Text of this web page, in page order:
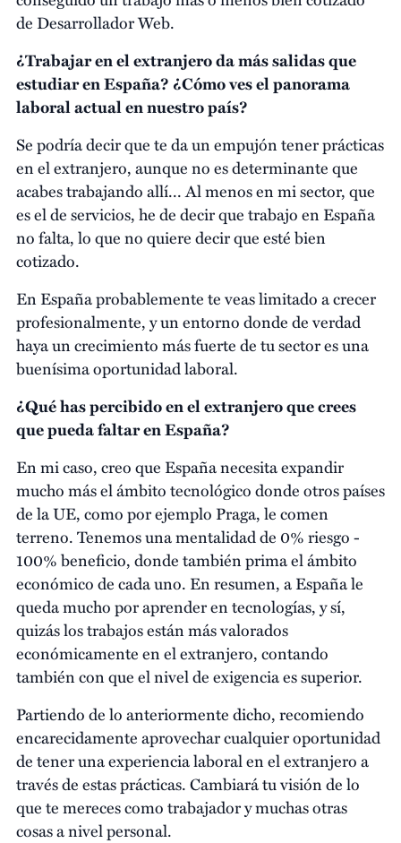
de Desarrollador Web.
¿Trabajar en el extranjero da más salidas que
estudiar en España? ¿Cómo ves el panorama
laboral actual en nuestro país?
Se podría decir que te da un empujón tener prácticas
en el extranjero, aunque no es determinante que
acabes trabajando allí... Al menos en mi sector, que
es el de servicios, he de decir que trabajo en España
no falta, lo que no quiere decir que esté bien
cotizado.
En España probablemente te veas limitado a crecer
profesionalmente, y un entorno donde de verdad
haya un crecimiento más fuerte de tu sector es una
buenísima oportunidad laboral.
¿Qué has percibido en el extranjero que crees
que pueda faltar en España?
En mi caso, creo que España necesita expandir
mucho más el ámbito tecnológico donde otros países
de la UE, como por ejemplo Praga, le comen
terreno. Tenemos una mentalidad de 0% riesgo -
100% beneficio, donde también prima el ámbito
económico de cada uno. En resumen, a España le
queda mucho por aprender en tecnologías, y sí,
quizás los trabajos están más valorados
económicamente en el extranjero, contando
también con que el nivel de exigencia es superior.
Partiendo de lo anteriormente dicho, recomiendo
encarecidamente aprovechar cualquier oportunidad
de tener una experiencia laboral en el extranjero a
través de estas prácticas. Cambiará tu visión de lo
que te mereces como trabajador y muchas otras
cosas a nivel personal.